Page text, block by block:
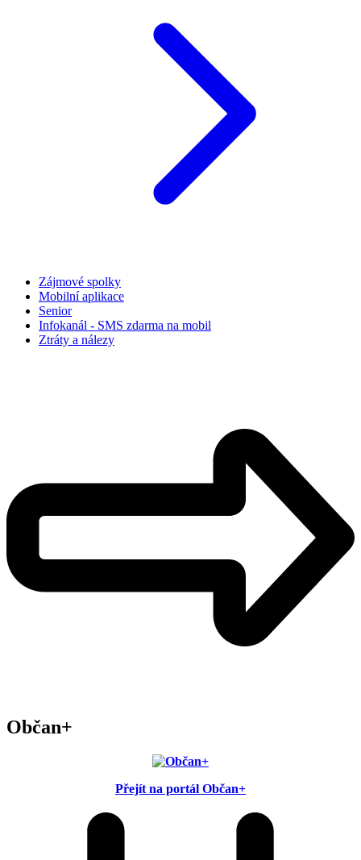
Zájmové spolky
Mobilní aplikace
Senior
Infokanál - SMS zdarma na mobil
Ztráty a nálezy
Občan+
Přejít na portál Občan+